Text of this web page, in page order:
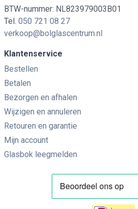
BTW-nummer: NL823979003B01
Tel. 050 721 08 27
verkoop@bolglascentrum.nl
Klantenservice
Bestellen
Betalen
Bezorgen en afhalen
Wijzigen en annuleren
Retouren en garantie
Mijn account
Glasbok leegmelden